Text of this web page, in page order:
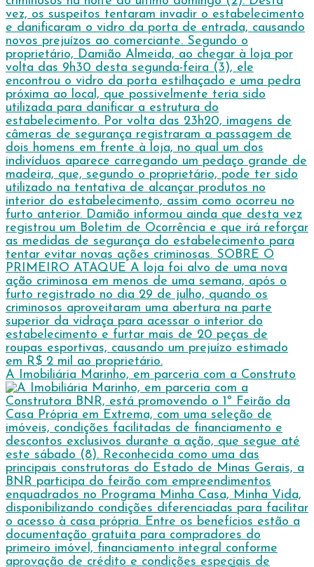
A Imobiliária Marinho, em parceria com a Construto